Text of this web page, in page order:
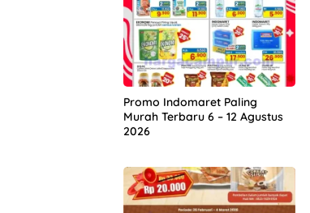
Promo Indomaret Paling
Murah Terbaru 6 – 12 Agustus
2026